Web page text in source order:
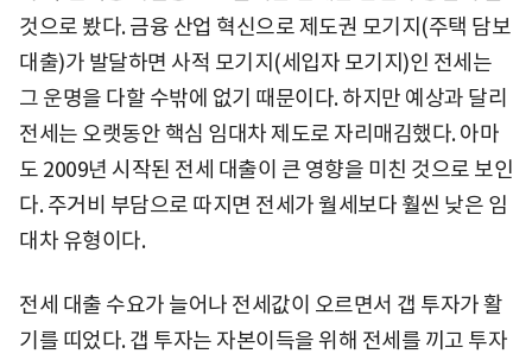
것으로 봤다. 금융 산업 혁신으로 제도권 모기지(주택 담보
대출)가 발달하면 사적 모기지(세입자 모기지)인 전세는
그 운명을 다할 수밖에 없기 때문이다. 하지만 예상과 달리
전세는 오랫동안 핵심 임대차 제도로 자리매김했다. 아마
도 2009년 시작된 전세 대출이 큰 영향을 미친 것으로 보인
다. 주거비 부담으로 따지면 전세가 월세보다 훨씬 낮은 임
대차 유형이다.
전세 대출 수요가 늘어나 전세값이 오르면서 갭 투자가 활
기를 띠었다. 갭 투자는 자본이득을 위해 전세를 끼고 투자